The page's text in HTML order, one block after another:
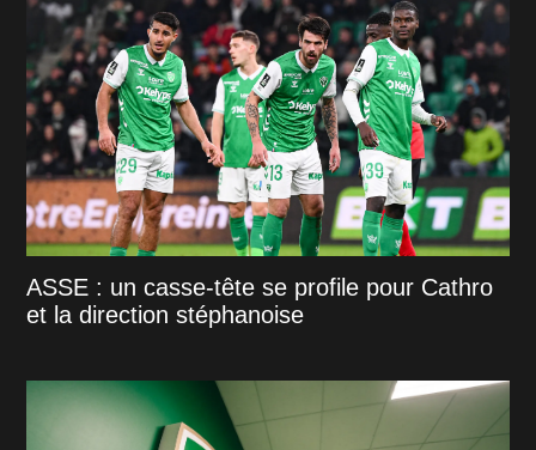
ASSE : un casse-tête se profile pour Cathro
et la direction stéphanoise